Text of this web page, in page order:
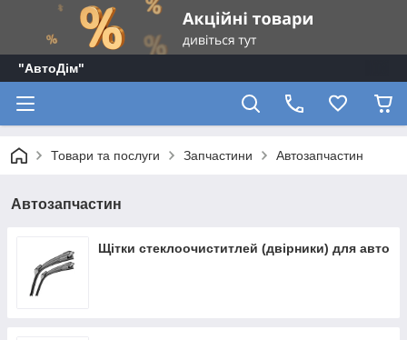
"АвтоДім"
Товари та послуги Запчастини Автозапчастин
Автозапчастин
Щітки стеклоочиститлей (двірники) для авто